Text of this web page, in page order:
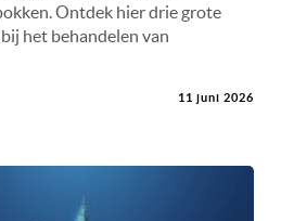
Ontdek hier drie grote
het behandelen van
11 juni 2026